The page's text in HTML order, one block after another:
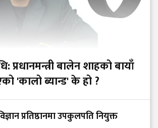
प्रधानमन्त्री बालेन शाहको बायाँ
'कालो ब्यान्ड' के हो ?
प्रतिष्ठानमा उपकुलपति नियुक्त